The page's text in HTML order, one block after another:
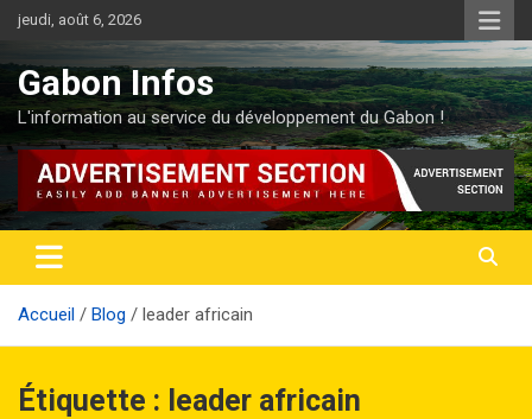
Aller
au
contenu
jeudi, août 6, 2026
Gabon Infos
L'information au service du développement du Gabon !
Accueil Blog leader africain
Étiquette : leader africain